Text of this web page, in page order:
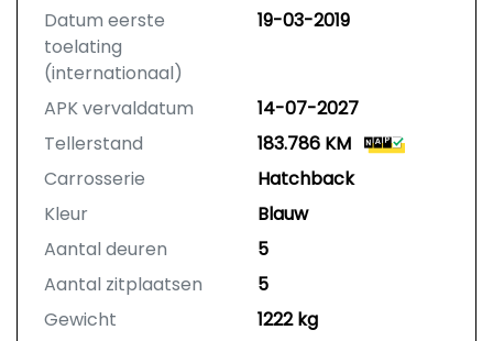
Datum eerste
toelating
(internationaal)
19-03-2019
APK vervaldatum
14-07-2027
Tellerstand
183.786 KM
Carrosserie
Hatchback
Kleur
Blauw
Aantal deuren
5
Aantal zitplaatsen
5
Gewicht
1222 kg